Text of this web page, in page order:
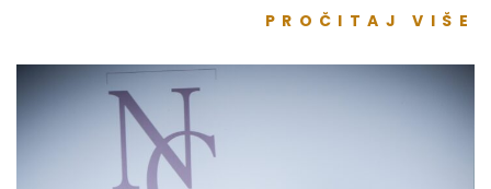
PROČITAJ VIŠE